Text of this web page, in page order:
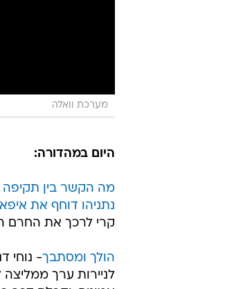
מערכת וואלה
היום במהדורה:
מה הקשר בין תקיפה
נתניהו דוחף את
קרי לרכך את החרם
הולך ומסתבך- נוחי
לניירות ערך